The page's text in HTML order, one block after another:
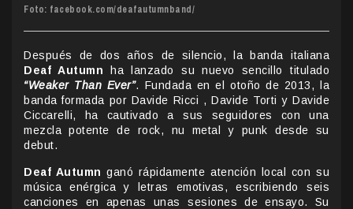
Foto: facebook.com/deafautumnband/
Después de dos años de silencio, la banda italiana
Deaf Autumn ha lanzado su nuevo sencillo titulado
“Weaker Than Ever”. Fundada en el otoño de 2013, la
banda formada por Davide Ricci , Davide Torti y Davide
Ciccarelli, ha cautivado a sus seguidores con una
mezcla potente de rock, nu metal y punk desde su
debut.
Deaf Autumn ganó rápidamente atención local con su
música enérgica y letras emotivas, escribiendo seis
canciones en apenas unas sesiones de ensayo. Su